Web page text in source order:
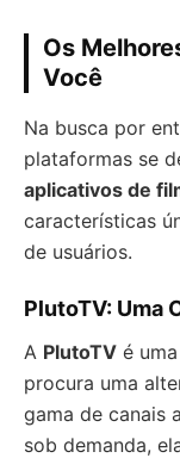
Os
Você
Na busca por
plataformas se
aplicativos de
características
de usuários.
PlutoTV: Uma
A PlutoTV é
procura uma
gama de canais
sob demanda,